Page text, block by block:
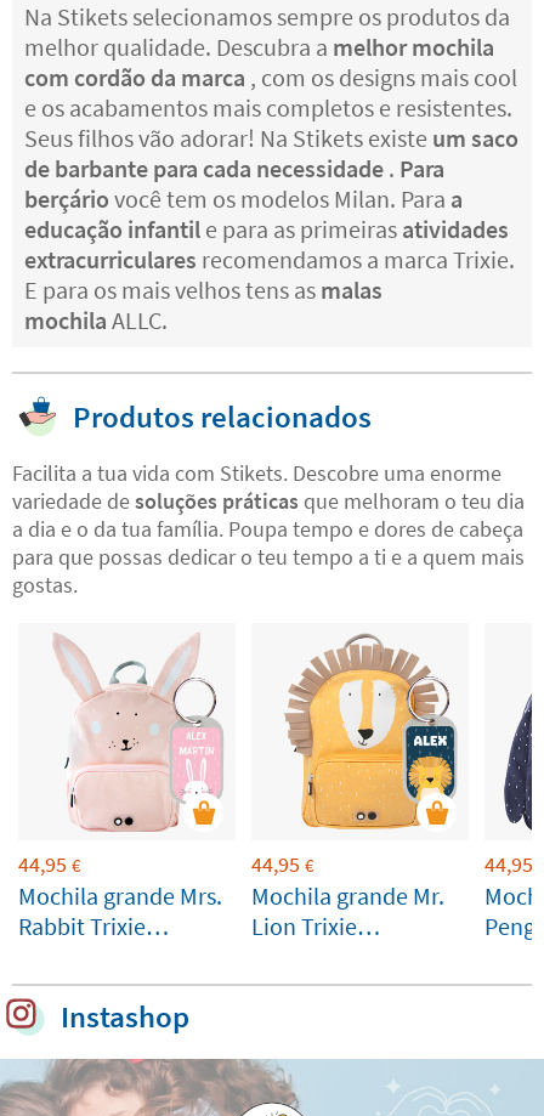
Na Stikets selecionamos sempre os produtos da
melhor qualidade. Descubra a melhor mochila
com cordão da marca , com os designs mais cool
e os acabamentos mais completos e resistentes.
Seus filhos vão adorar! Na Stikets existe um saco
de barbante para cada necessidade . Para
berçário você tem os modelos Milan. Para a
educação infantil e para as primeiras atividades
extracurriculares recomendamos a marca Trixie.
E para os mais velhos tens as malas
mochila ALLC.
Produtos relacionados
Facilita a tua vida com Stikets. Descobre uma enorme
variedade desoluções práticas que melhoram o teu dia
a dia e o da tua família. Poupa tempo e dores de cabeça
para que possas dedicar o teu tempo a ti e a quem mais
gostas.
44,95 €
Mochila grande Mrs.
Rabbit Trixie
44,95 €
Mochila grande Mr.
Lion Trixie
44,95
Instashop